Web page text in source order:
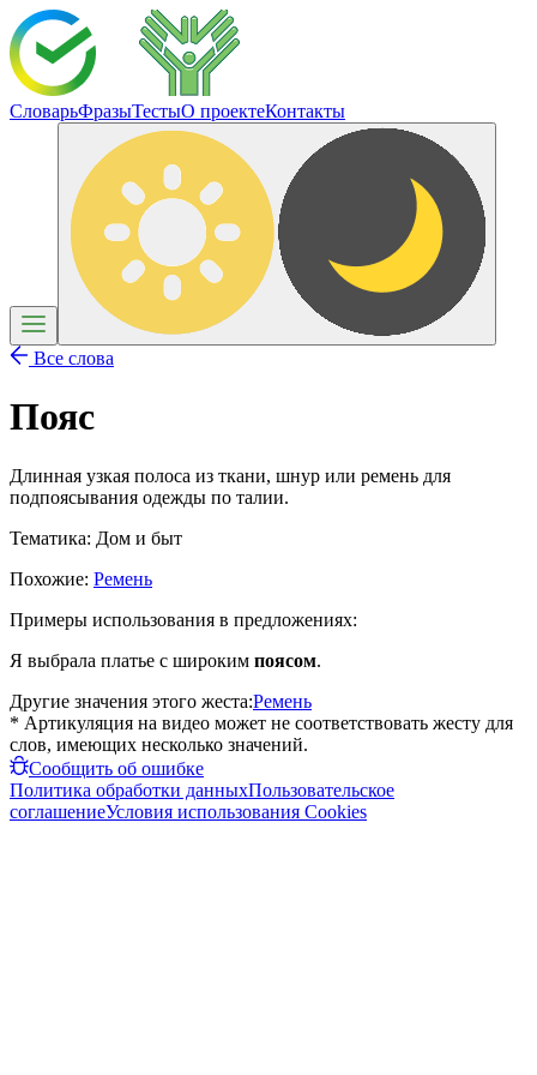
СловарьФразыТестыО проектеКонтакты
Все слова
Пояс
Длинная узкая полоса из ткани, шнур или ремень для
подпоясывания одежды по талии.
Тематика: Дом и быт
Похожие: Ремень
Примеры использования в предложениях:
Я выбрала платье с широким поясом.
Другие значения этого жеста:Ремень
* Артикуляция на видео может не соответствовать жесту для
слов, имеющих несколько значений.
Сообщить об ошибке
Политика обработки данныхПользовательское
соглашениеУсловия использования Cookies